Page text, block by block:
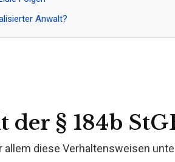
Anwalt?
der § 184b
allem diese Verhaltensweisen